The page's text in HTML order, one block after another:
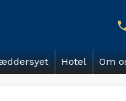
Hotel Om